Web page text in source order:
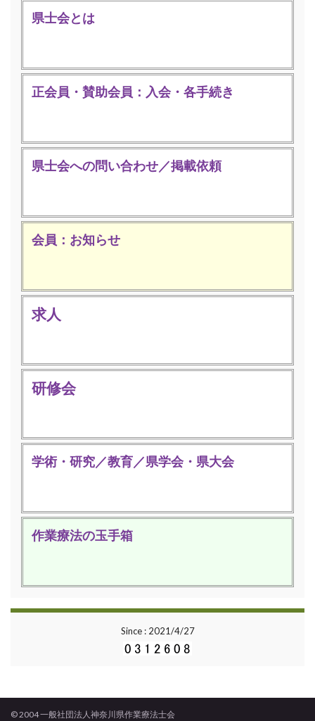
県士会とは
正会員・賛助会員：入会・各手続き
県士会への問い合わせ／掲載依頼
会員：お知らせ
求人
研修会
学術・研究／教育／県学会・県大会
作業療法の玉手箱
Since : 2021/4/27
© 2004 一般社団法人神奈川県作業療法士会